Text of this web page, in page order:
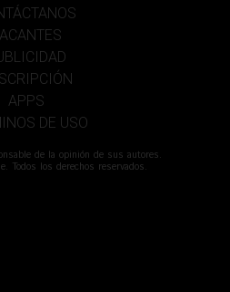
APPS
DE USO
de la opinión de sus autores.
Todos los derechos reservados.